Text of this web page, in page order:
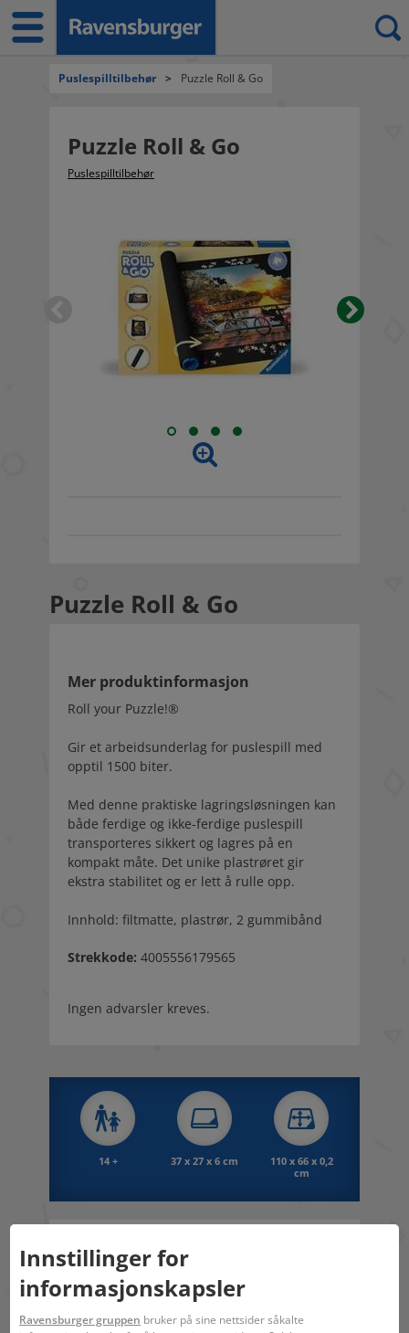
Puslespilltilbehør > Puzzle Roll & Go
Puzzle Roll & Go
Puslespilltilbehør
Puzzle Roll & Go
Mer produktinformasjon
Roll your Puzzle!®
Gir et arbeidsunderlag for puslespill med
opptil 1500 biter.
Med denne praktiske lagringsløsningen kan
både ferdige og ikke-ferdige puslespill
transporteres sikkert og lagres på en
kompakt måte. Det unike plastrøret gir
ekstra stabilitet og er lett å rulle opp.
Innhold: filtmatte, plastrør, 2 gummibånd
Strekkode: 4005556179565
Ingen advarsler kreves.
14 + 37 x 27 x 6 cm
110 x 66 x 0,2
cm
Innstillinger for
informasjonskapsler
Ravensburger gruppen bruker på sine nettsider såkalte